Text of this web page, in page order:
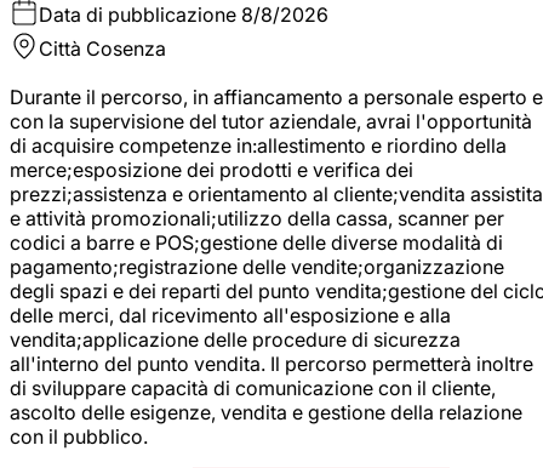
Data di pubblicazione 8/8/2026
Città Cosenza
Durante il percorso, in affiancamento a personale esperto e
con la supervisione del tutor aziendale, avrai l'opportunità
di acquisire competenze in:allestimento e riordino della
merce;esposizione dei prodotti e verifica dei
prezzi;assistenza e orientamento al cliente;vendita assistita
e attività promozionali;utilizzo della cassa, scanner per
codici a barre e POS;gestione delle diverse modalità di
pagamento;registrazione delle vendite;organizzazione
degli spazi e dei reparti del punto vendita;gestione del
delle merci, dal ricevimento all'esposizione e alla
vendita;applicazione delle procedure di sicurezza
all'interno del punto vendita. Il percorso permetterà inoltre
di sviluppare capacità di comunicazione con il cliente,
ascolto delle esigenze, vendita e gestione della relazione
con il pubblico.